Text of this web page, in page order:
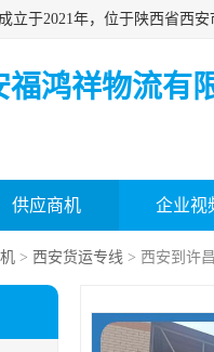
福鸿祥物流有
供应商机 企业视
> 西安货运专线 > 西安到许